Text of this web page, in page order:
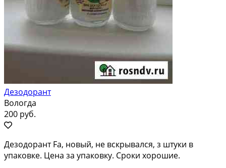
Дезодорант
Вологда
200 руб.
Дезодорант Fa, новый, не вскрывался, з штуки в
упаковке. Цена за упаковку. Сроки хорошие.